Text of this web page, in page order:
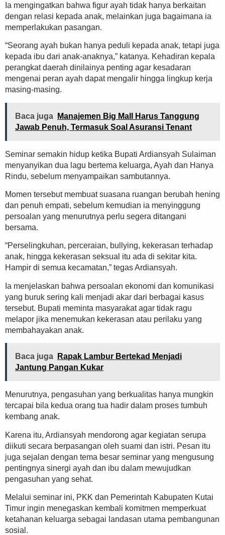
Ia mengingatkan bahwa figur ayah tidak hanya berkaitan
dengan relasi kepada anak, melainkan juga bagaimana ia
memperlakukan pasangan.
“Seorang ayah bukan hanya peduli kepada anak, tetapi juga
kepada ibu dari anak-anaknya,” katanya. Kehadiran kepala
perangkat daerah dinilainya penting agar kesadaran
mengenai peran ayah dapat mengalir hingga lingkup kerja
masing-masing.
Baca juga
Manajemen Big Mall Harus Tanggung
Jawab Penuh, Termasuk Soal Asuransi Tenant
Seminar semakin hidup ketika Bupati Ardiansyah Sulaiman
menyanyikan dua lagu bertema keluarga, Ayah dan Hanya
Rindu, sebelum menyampaikan sambutannya.
Momen tersebut membuat suasana ruangan berubah hening
dan penuh empati, sebelum kemudian ia menyinggung
persoalan yang menurutnya perlu segera ditangani
bersama.
“Perselingkuhan, perceraian, bullying, kekerasan terhadap
anak, hingga kekerasan seksual itu ada di sekitar kita.
Hampir di semua kecamatan,” tegas Ardiansyah.
Ia menjelaskan bahwa persoalan ekonomi dan komunikasi
yang buruk sering kali menjadi akar dari berbagai kasus
tersebut. Bupati meminta masyarakat agar tidak ragu
melapor jika menemukan kekerasan atau perilaku yang
membahayakan anak.
Baca juga
Rapak Lambur Bertekad Menjadi
Jantung Pangan Kukar
Menurutnya, pengasuhan yang berkualitas hanya mungkin
tercapai bila kedua orang tua hadir dalam proses tumbuh
kembang anak.
Karena itu, Ardiansyah mendorong agar kegiatan serupa
diikuti secara berpasangan oleh suami dan istri. Pesan itu
juga sejalan dengan tema besar seminar yang mengusung
pentingnya sinergi ayah dan ibu dalam mewujudkan
pengasuhan yang sehat.
Melalui seminar ini, PKK dan Pemerintah Kabupaten Kutai
Timur ingin menegaskan kembali komitmen memperkuat
ketahanan keluarga sebagai landasan utama pembangunan
sosial.